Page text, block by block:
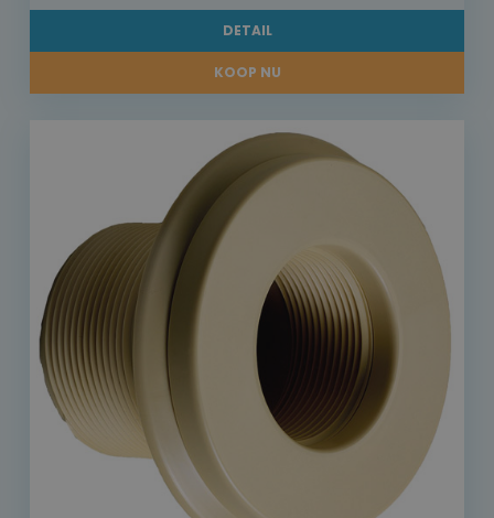
DETAIL
KOOP NU